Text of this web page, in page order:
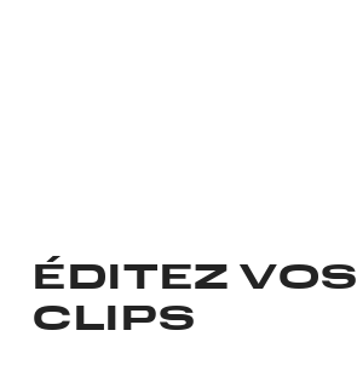
ÉDITEZ VOS
CLIPS